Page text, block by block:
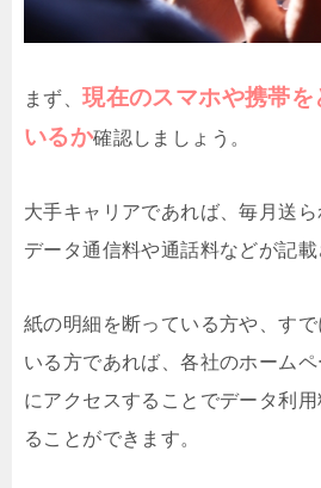
まず、現在のスマホや携帯
いるか確認しましょう。
大手キャリアであれば、毎月送
データ通信料や通話料などが記載
紙の明細を断っている方や、す
いる方であれば、各社のホーム
にアクセスすることでデータ利
ることができます。